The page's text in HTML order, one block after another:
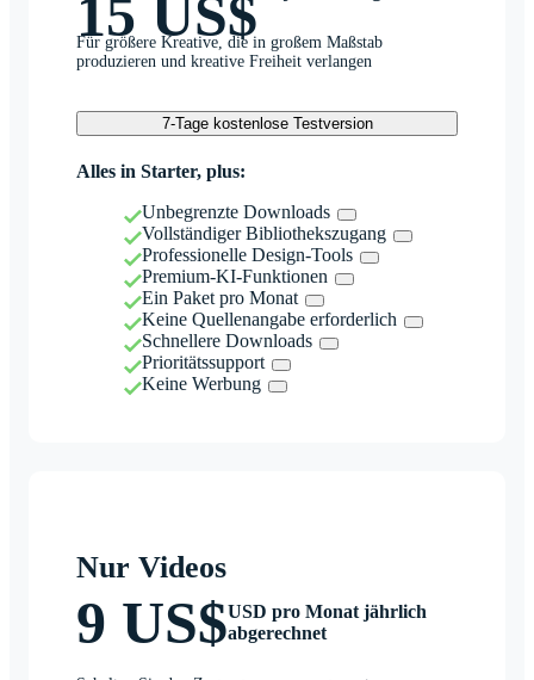
15 US$
Für größere Kreative, die in großem Maßstab
produzieren und kreative Freiheit verlangen
7-Tage kostenlose Testversion
Alles in Starter, plus:
Unbegrenzte Downloads
Vollständiger Bibliothekszugang
Professionelle Design-Tools
Premium-KI-Funktionen
Ein Paket pro Monat
Keine Quellenangabe erforderlich
Schnellere Downloads
Prioritätssupport
Keine Werbung
Nur Videos
9 US$USD pro Monat jährlich
abgerechnet